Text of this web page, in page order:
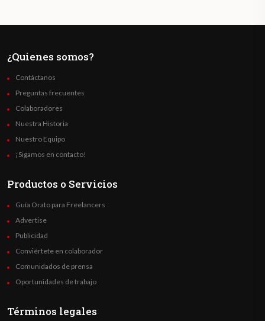
¿Quienes somos?
Contáctanos
Preguntas frecuentes
Colaboradores
Nuestra Historia
Nuestro Equipo
¡Sigamos en contacto!
Productos o Servicios
Guía Orato para Freelancers
Advertise
Publicidad
Conviértete en colaborador
Comunidados de prensa
Oportunidades de trabajo
Términos legales